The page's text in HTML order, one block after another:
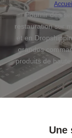
Accueil
Fournir des
restauration sur
et en
grandes
produits de
Une